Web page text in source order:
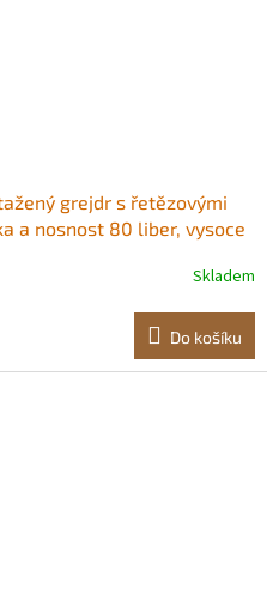
grejdr s řetězovými
a nosnost 80 liber, vysoce
cesty Odolný ocelový
pro tažení<br
Skladem
Do košíku